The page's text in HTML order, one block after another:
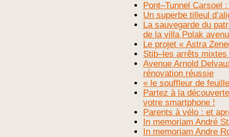
Pont–Tunnel Carsoel
Un superbe tilleul
La sauvegarde du
de la villa Polak
Le projet « Astra
Stib–les arrêts
Avenue Arnold
rénovation réussie
« le souffleur de
Partez à la
votre smartphone !
Parents à vélo : et
In memoriam André
In memoriam Andre